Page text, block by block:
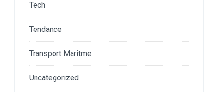
Tech
Tendance
Transport Maritme
Uncategorized